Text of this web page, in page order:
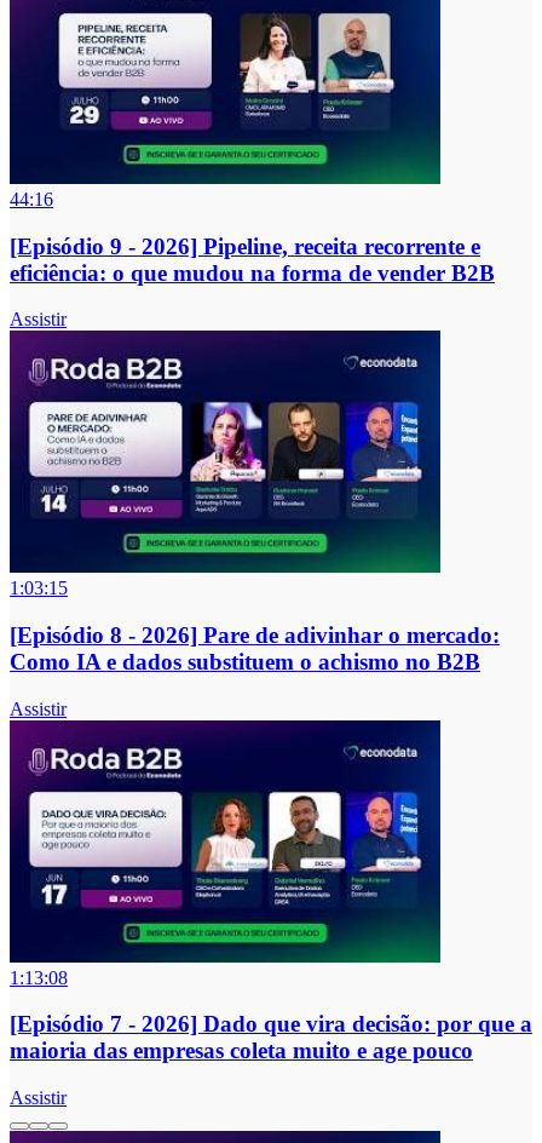
44:16
[Episódio 9 - 2026] Pipeline, receita recorrente e
eficiência: o que mudou na forma de vender B2B
Assistir
1:03:15
[Episódio 8 - 2026] Pare de adivinhar o mercado:
Como IA e dados substituem o achismo no B2B
Assistir
1:13:08
[Episódio 7 - 2026] Dado que vira decisão: por que a
maioria das empresas coleta muito e age pouco
Assistir